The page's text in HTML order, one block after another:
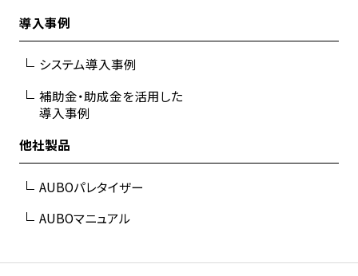
導入事例
システム導入事例
補助金・助成金を活用した
導入事例
他社製品
AUBOパレタイザー
AUBOマニュアル